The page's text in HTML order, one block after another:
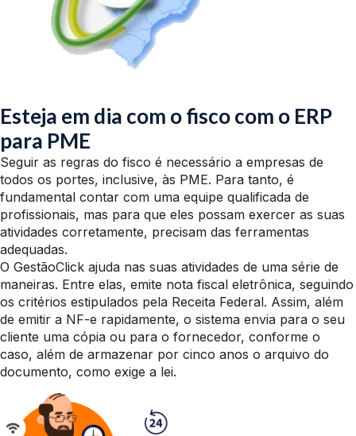
Esteja em dia com o fisco com o ERP
para PME
Seguir as regras do fisco é necessário a empresas de
todos os portes, inclusive, às PME. Para tanto, é
fundamental contar com uma equipe qualificada de
profissionais, mas para que eles possam exercer as suas
atividades corretamente, precisam das ferramentas
adequadas.
O GestãoClick ajuda nas suas atividades de uma série de
maneiras. Entre elas, emite nota fiscal eletrônica, seguindo
os critérios estipulados pela Receita Federal. Assim, além
de emitir a NF-e rapidamente, o sistema envia para o seu
cliente uma cópia ou para o fornecedor, conforme o
caso, além de armazenar por cinco anos o arquivo do
documento, como exige a lei.